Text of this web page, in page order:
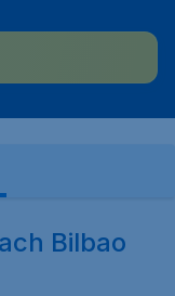
Bilbao